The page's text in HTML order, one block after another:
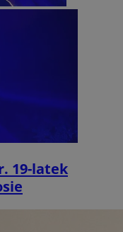
19-latek